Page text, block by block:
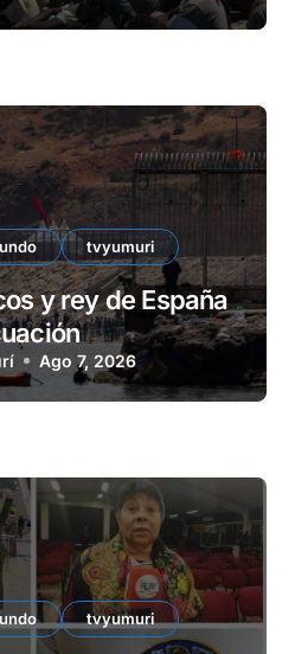
tvyumuri
y rey de España
Ago 7, 2026
tvyumuri